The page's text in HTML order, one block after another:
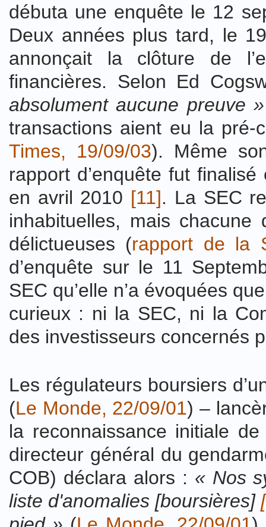
débuta une enquête le 12
Deux années plus tard, le
annonçait la clôture de
financières. Selon Ed
absolument aucune preuve »
transactions aient eu la pré-
Times, 19/09/03). Même
rapport d’enquête fut
en avril 2010 [11]. La SEC
inhabituelles, mais chacune
délictueuses (rapport de la
d’enquête sur le 11
SEC qu’elle n’a évoquées
curieux : ni la SEC, ni la
des investisseurs concernés
Les régulateurs boursiers
(Le Monde, 22/09/01) –
la reconnaissance initiale
directeur général du
COB) déclara alors : « Nos
liste d'anomalies [boursières]